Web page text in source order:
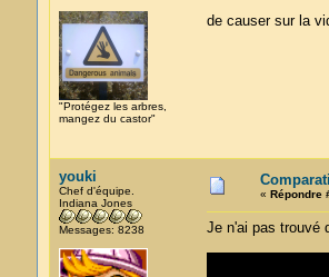
"Protégez les arbres,
mangez du castor"
de causer sur la
youki
Chef d'équipe.
Indiana Jones
Messages: 8238
« Répondre
Je n'ai pas trouvé